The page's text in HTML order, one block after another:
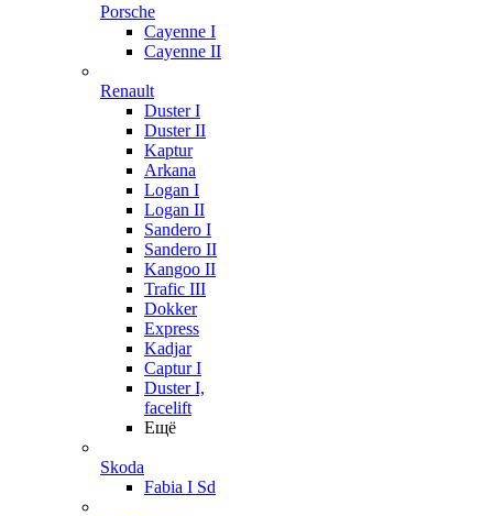
Porsche
Cayenne I
Cayenne II
Renault
Duster I
Duster II
Kaptur
Arkana
Logan I
Logan II
Sandero I
Sandero II
Kangoo II
Trafic III
Dokker
Express
Kadjar
Captur I
Duster I,
facelift
Ещё
Skoda
Fabia I Sd